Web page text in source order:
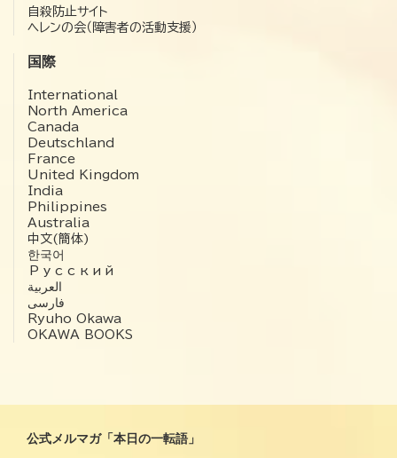
自殺防止サイト
ヘレンの会（障害者の活動支援）
国際
International
North America
Canada
Deutschland
France
United Kingdom
India
Philippines
Australia
中文(簡体)
한국어
Русский
العربية‏
فارسی
Ryuho Okawa
OKAWA BOOKS
公式メルマガ「本日の一転語」